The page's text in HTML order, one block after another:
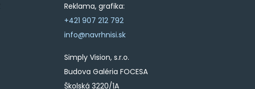
Reklama, grafika:
+421 907 212 792
info@navrhnisi.sk
Simply Vision, s.r.o.
Budova Galéria FOCESA
Školská 3220/1A